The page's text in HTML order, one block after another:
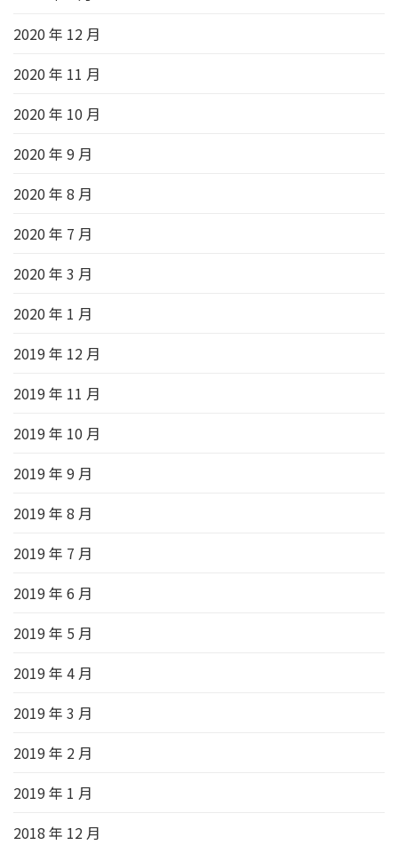
2020 年 12 月
2020 年 11 月
2020 年 10 月
2020 年 9 月
2020 年 8 月
2020 年 7 月
2020 年 3 月
2020 年 1 月
2019 年 12 月
2019 年 11 月
2019 年 10 月
2019 年 9 月
2019 年 8 月
2019 年 7 月
2019 年 6 月
2019 年 5 月
2019 年 4 月
2019 年 3 月
2019 年 2 月
2019 年 1 月
2018 年 12 月